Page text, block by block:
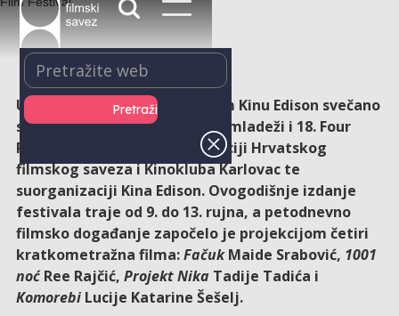
U utorak, 9. rujna, u prepunom Kinu Edison svečano
su otvoreni 30. Filmska revija mladeži i 18. Four
River Film Festival u organizaciji Hrvatskog
filmskog saveza i Kinokluba Karlovac te
suorganizaciji Kina Edison. Ovogodišnje izdanje
festivala traje od 9. do 13. rujna, a petodnevno
filmsko događanje započelo je projekcijom četiri
kratkometražna filma:FačukMaide Srabović, 1001
noćRee Rajčić, Projekt NikaTadije Tadića i
KomorebiLucije Katarine Šešelj.